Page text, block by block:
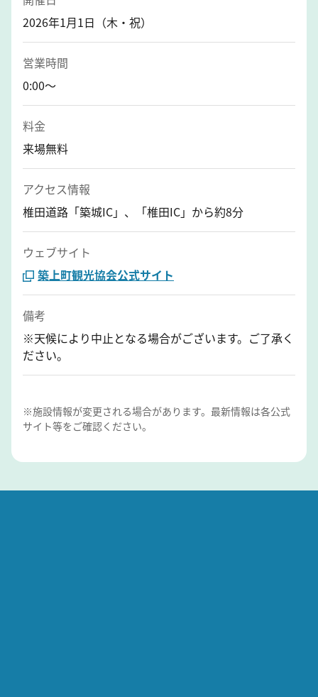
2026年1月1日（木・祝）
営業時間
0:00～
料金
来場無料
アクセス情報
椎田道路「築城IC」、「椎田IC」から約8分
ウェブサイト
築上町観光協会公式サイト
備考
※天候により中止となる場合がございます。ご了承く
ださい。
※施設情報が変更される場合があります。最新情報は各公式
サイト等をご確認ください。